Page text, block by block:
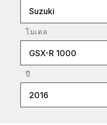
Suzuki
โมเดล
GSX-R 1000
ปี
2016